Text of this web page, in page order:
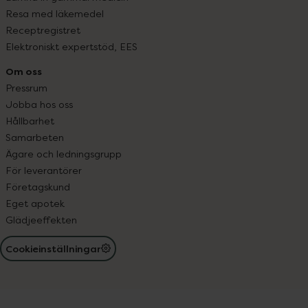
Resa med läkemedel
Receptregistret
Elektroniskt expertstöd, EES
Om oss
Pressrum
Jobba hos oss
Hållbarhet
Samarbeten
Ägare och ledningsgrupp
För leverantörer
Företagskund
Eget apotek
Glädjeeffekten
Cookieinställningar